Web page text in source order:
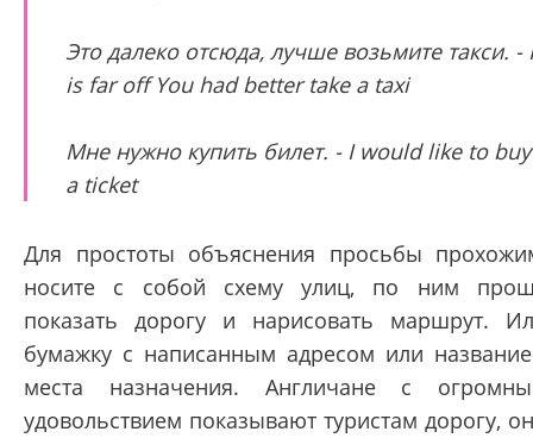
Это далеко отсюда, лучше возьмите такси. -
is far off You had better take a taxi
Мне нужно купить билет. - I would like to buy
a ticket
Для простоты объяснения просьбы
носите с собой схему улиц, по ним
показать дорогу и нарисовать маршрут.
бумажку с написанным адресом или
места назначения. Англичане с
удовольствием показывают туристам дорогу,